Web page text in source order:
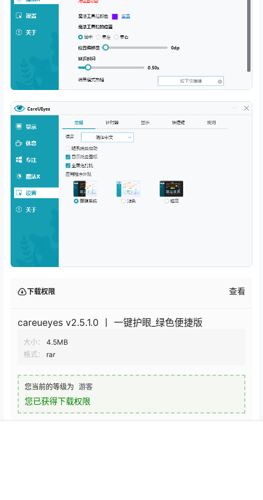
下载权限 查看
careueyes v2.5.1.0 丨 一键护眼_绿色便捷版
大小：
4.5MB
格式：
rar
您当前的等级为 游客
您已获得下载权限